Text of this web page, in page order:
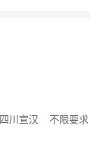
四川宣汉 不限要求